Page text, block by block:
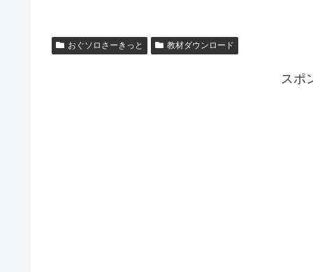
おぐソロさーきっと 教材ダウンロード
スポ